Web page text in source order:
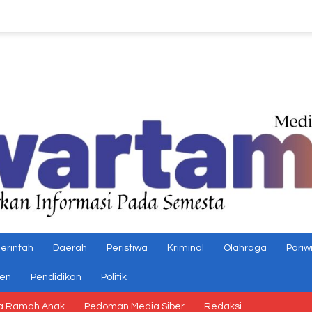
Daerah Peristiwa Kriminal Olahraga
Pendidikan Politik
Ramah Anak Pedoman Media Siber Redaksi